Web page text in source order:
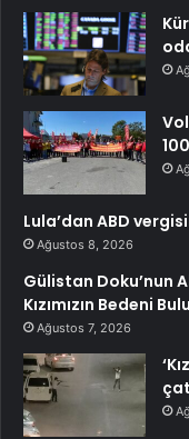
Lula’dan ABD
Ağustos 8, 2026
Gülistan Doku’nun
Kızımızın Bedeni
Ağustos 7, 2026